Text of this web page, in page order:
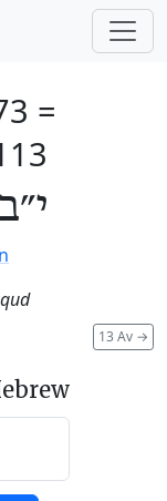
=
13 Av →